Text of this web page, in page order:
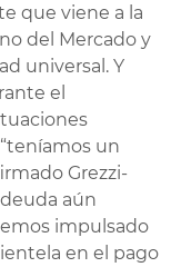
que viene a la
del Mercado y
universal. Y
el
un
Grezzi-
aún
impulsado
en el pago